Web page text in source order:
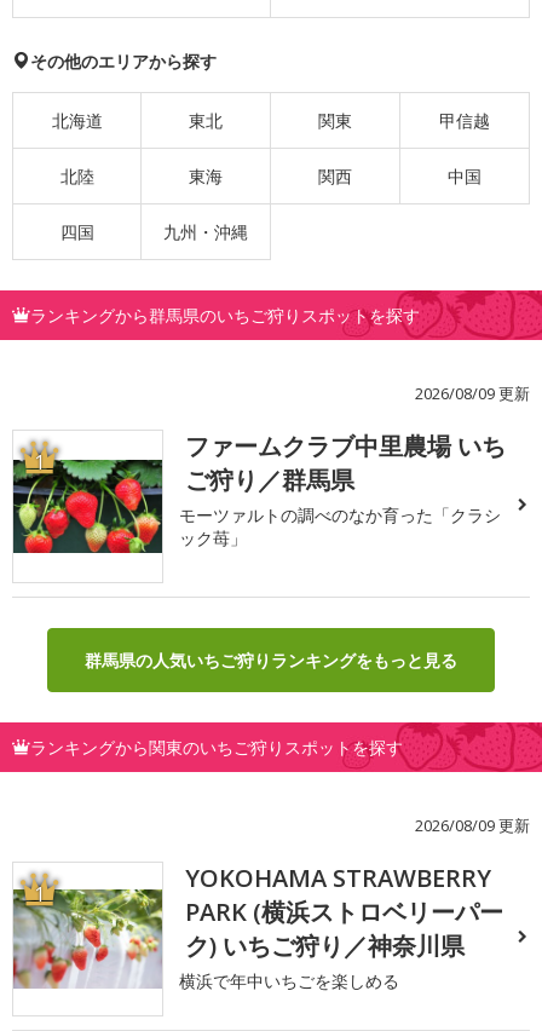
その他のエリアから探す
北海道 東北 関東 甲信越
北陸 東海 関西 中国
四国 九州・沖縄
ランキングから群馬県のいちご狩りスポットを探す
2026/08/09 更新
1
ファームクラブ中里農場 いち
ご狩り／群馬県
モーツァルトの調べのなか育った「クラシ
ック苺」
群馬県の人気いちご狩りランキングをもっと見る
ランキングから関東のいちご狩りスポットを探す
2026/08/09 更新
1
YOKOHAMA STRAWBERRY
PARK (横浜ストロベリーパー
ク) いちご狩り／神奈川県
横浜で年中いちごを楽しめる